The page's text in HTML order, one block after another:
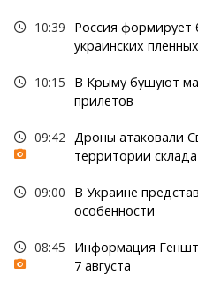
10:39
Россия формирует
украинских пленных
10:15
В Крыму бушуют
прилетов
09:42 Дроны атаковали
территории
09:00
В Украине
особенности
08:45
Информация
7 августа